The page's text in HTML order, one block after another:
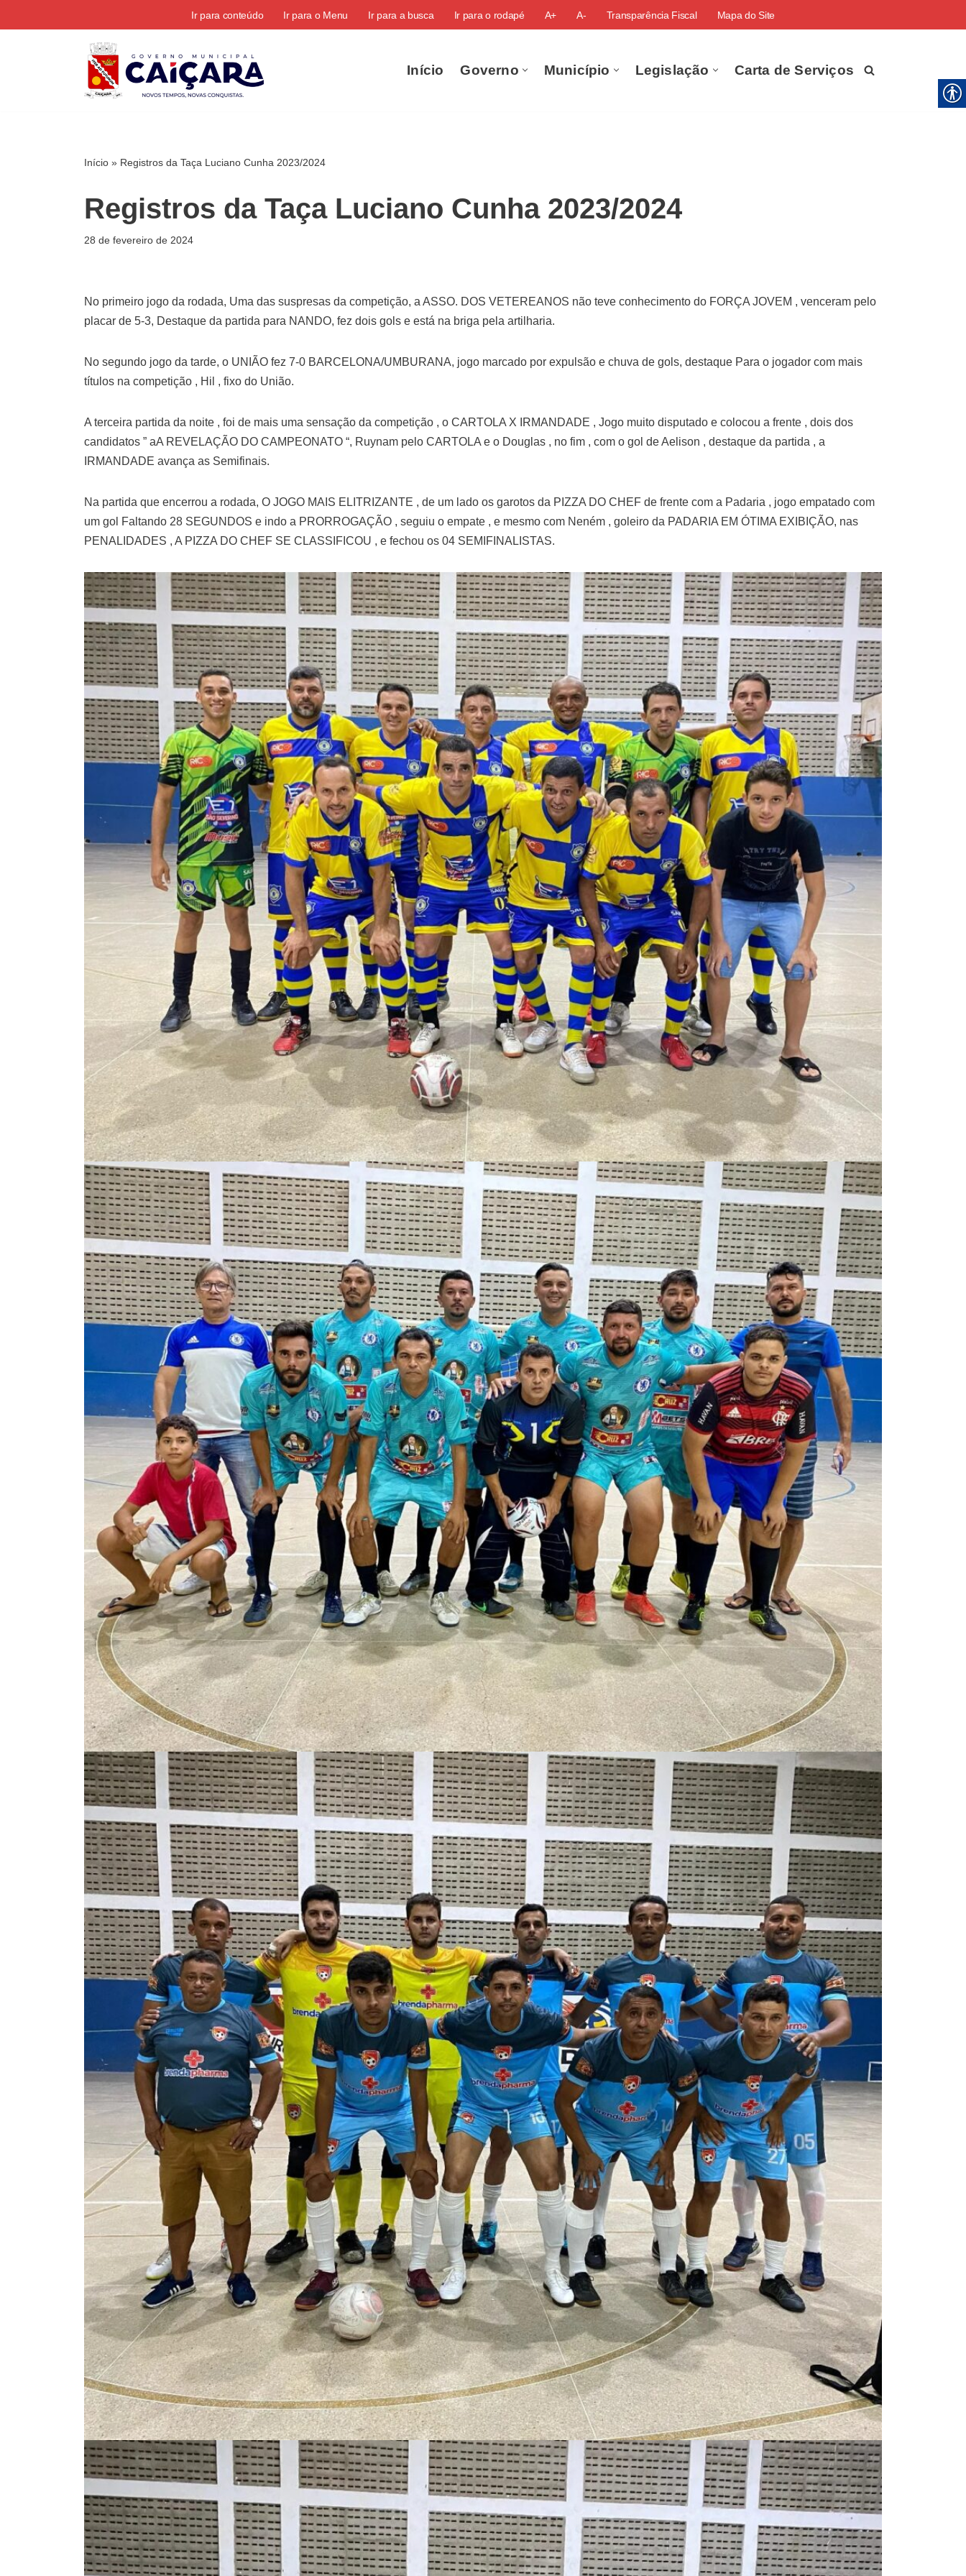
Ir para conteúdo Ir para o Menu Ir para a busca Ir para o rodapé A+ A- Transparência Fiscal Mapa do Site
Início Governo Município Legislação Carta de Serviços
Início » Registros da Taça Luciano Cunha 2023/2024
Registros da Taça Luciano Cunha 2023/2024
28 de fevereiro de 2024
No primeiro jogo da rodada, Uma das suspresas da competição, a ASSO. DOS VETEREANOS não teve conhecimento do FORÇA JOVEM , venceram pelo
placar de 5-3, Destaque da partida para NANDO, fez dois gols e está na briga pela artilharia.
No segundo jogo da tarde, o UNIÃO fez 7-0 BARCELONA/UMBURANA, jogo marcado por expulsão e chuva de gols, destaque Para o jogador com mais
títulos na competição , Hil , fixo do União.
A terceira partida da noite , foi de mais uma sensação da competição , o CARTOLA X IRMANDADE , Jogo muito disputado e colocou a frente , dois dos
candidatos ” aA REVELAÇÃO DO CAMPEONATO “, Ruynam pelo CARTOLA e o Douglas , no fim , com o gol de Aelison , destaque da partida , a
IRMANDADE avança as Semifinais.
Na partida que encerrou a rodada, O JOGO MAIS ELITRIZANTE , de um lado os garotos da PIZZA DO CHEF de frente com a Padaria , jogo empatado com
um gol Faltando 28 SEGUNDOS e indo a PRORROGAÇÃO , seguiu o empate , e mesmo com Neném , goleiro da PADARIA EM ÓTIMA EXIBIÇÃO, nas
PENALIDADES , A PIZZA DO CHEF SE CLASSIFICOU , e fechou os 04 SEMIFINALISTAS.